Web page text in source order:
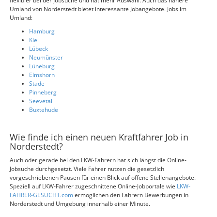
Umland von Norderstedt bietet interessante Jobangebote. Jobs im
Umland:
Hamburg
Kiel
Lübeck
Neumünster
Lüneburg
Elmshorn
Stade
Pinneberg
Seevetal
Buxtehude
Wie finde ich einen neuen Kraftfahrer Job in
Norderstedt?
Auch oder gerade bei den LKW-Fahrern hat sich längst die Online-
Jobsuche durchgesetzt. Viele Fahrer nutzen die gesetzlich
vorgeschriebenen Pausen für einen Blick auf offene Stellenangebote.
Speziell auf LKW-Fahrer zugeschnittene Online-Jobportale wie LKW-
FAHRER-GESUCHT.comermöglichen den Fahrern Bewerbungen in
Norderstedt und Umgebung innerhalb einer Minute.